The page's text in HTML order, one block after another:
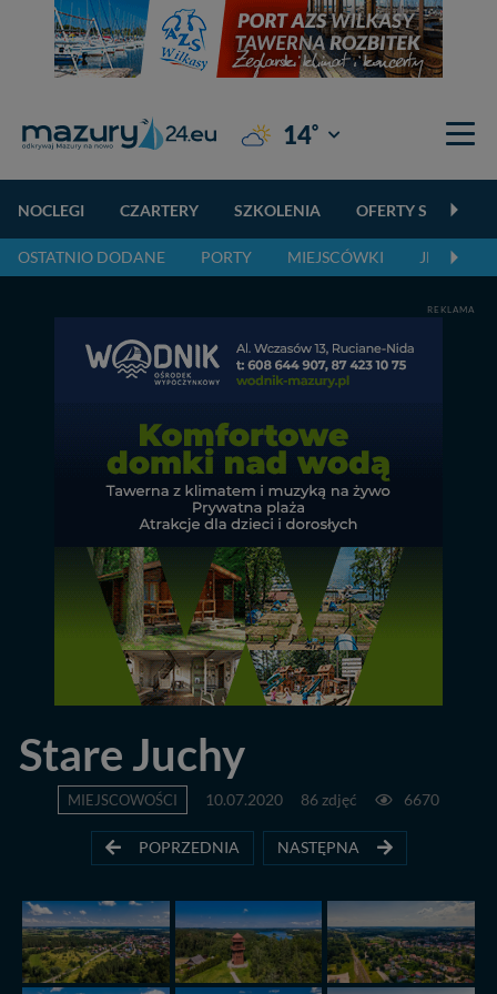
14° Giżycko
NOCLEGI CZARTERY SZKOLENIA OFERTY
OSTATNIO DODANE PORTY MIEJSCÓWKI JEZIORA,
REKLAMA
Stare Juchy
MIEJSCOWOŚCI 10.07.2020 86 zdjęć 6670
POPRZEDNIA NASTĘPNA